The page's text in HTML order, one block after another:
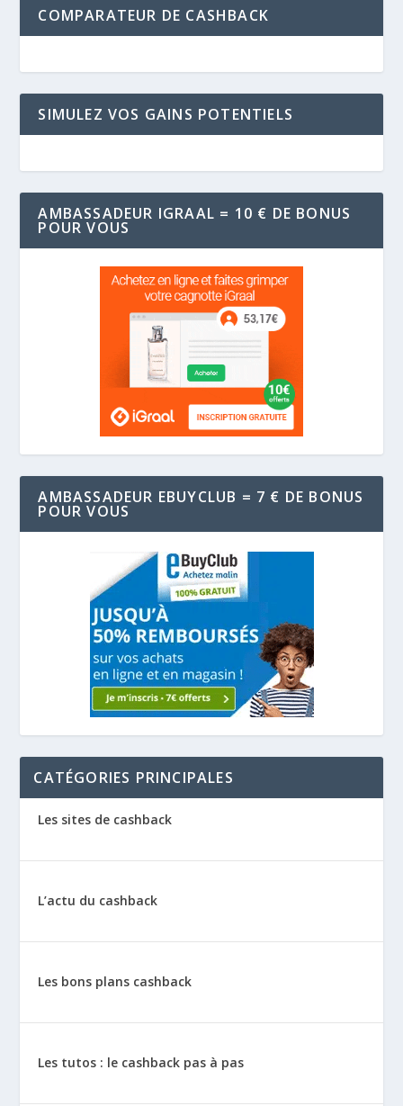
COMPARATEUR DE CASHBACK
SIMULEZ VOS GAINS POTENTIELS
AMBASSADEUR IGRAAL = 10 € DE BONUS
POUR VOUS
AMBASSADEUR EBUYCLUB = 7 € DE BONUS
POUR VOUS
CATÉGORIES PRINCIPALES
Les sites de cashback
L’actu du cashback
Les bons plans cashback
Les tutos : le cashback pas à pas